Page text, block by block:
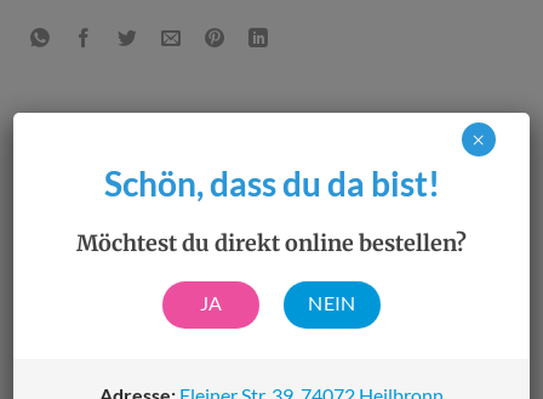
Schön, dass du da bist!
Möchtest du direkt online bestellen?
JA NEIN
×